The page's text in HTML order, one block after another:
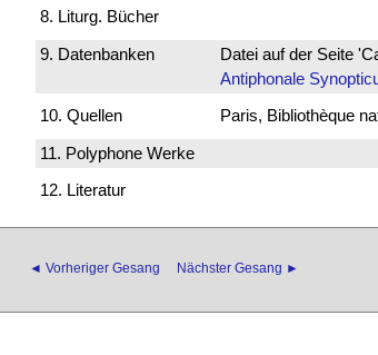
8. Liturg. Bücher
9. Datenbanken
Datei auf der Seite
Antiphonale
10. Quellen
Paris, Bibliothèque
11. Polyphone Werke
12. Literatur
◄ Vorheriger Gesang Nächster Gesang ►